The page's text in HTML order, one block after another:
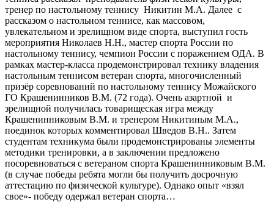
тренер по настольному теннису Никитин М.А. Далее с
рассказом о настольном теннисе, как массовом,
увлекательном и зрелищном виде спорта, выступил гость
мероприятия Николаев Н.Н., мастер спорта России по
настольному теннису, чемпион России с поражением ОДА. В
рамках мастер-класса продемонстрировал технику владения
настольным теннисом ветеран спорта, многочисленный
призёр соревнований по настольному теннису Можайского
ГО Крашенинников В.М. (72 года). Очень азартной и
зрелищной получилась товарищеская игра между
Крашенинниковым В.М. и тренером Никитиным М.А.,
поединок которых комментировал Шведов В.Н.. Затем
студентам техникума были продемонстрированы элементы
методики тренировки, а в заключении предложено
посоревноваться с ветераном спорта Крашенинниковым В.М.
(в случае победы ребята могли бы получить досрочную
аттестацию по физической культуре). Однако опыт «взял
свое»- победу одержал ветеран спорта…